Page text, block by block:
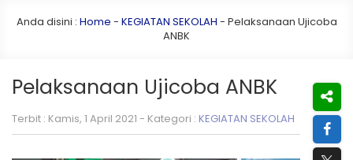
Anda disini : Home - KEGIATAN SEKOLAH - Pelaksanaan Ujicoba
ANBK
Pelaksanaan Ujicoba ANBK
Terbit : Kamis, 1 April 2021 - Kategori : KEGIATAN SEKOLAH